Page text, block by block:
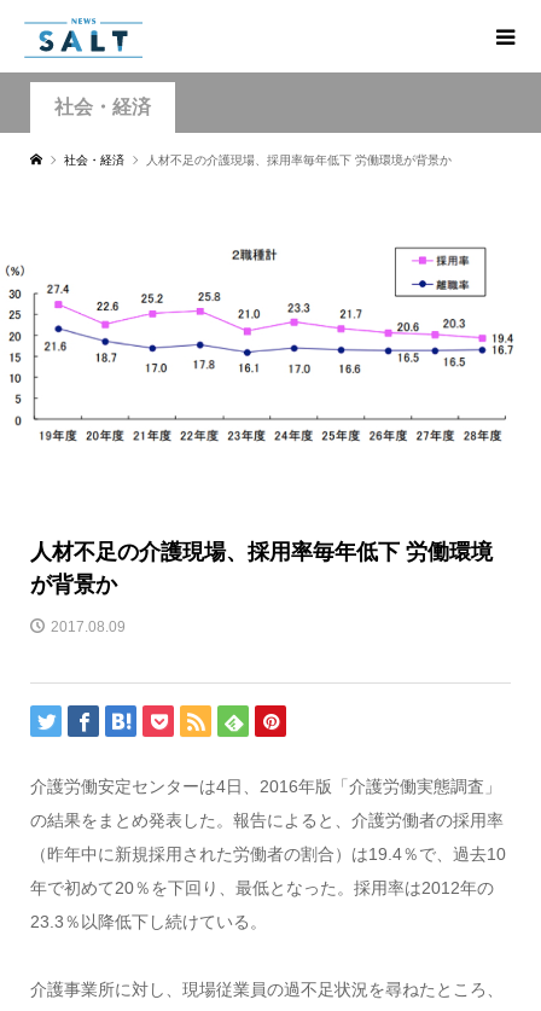
社会・経済
社会・経済 人材不足の介護現場、採用率毎年低下 労働環境が背景か
人材不足の介護現場、採用率毎年低下 労働環境
が背景か
2017.08.09
介護労働安定センターは4日、2016年版「介護労働実態調査」
の結果をまとめ発表した。報告によると、介護労働者の採用率
（昨年中に新規採用された労働者の割合）は19.4％で、過去10
年で初めて20％を下回り、最低となった。採用率は2012年の
23.3％以降低下し続けている。
介護事業所に対し、現場従業員の過不足状況を尋ねたところ、